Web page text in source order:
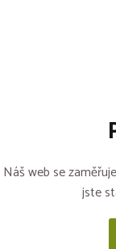
Náš web se
jste